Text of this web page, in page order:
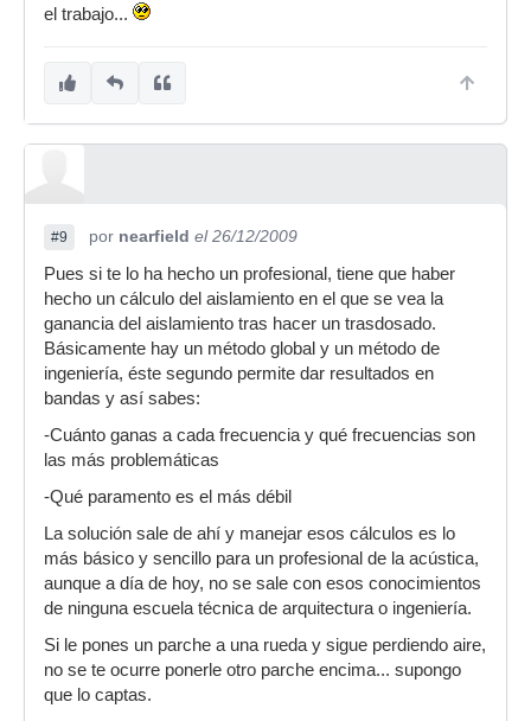
el trabajo...
#9 por nearfield el 26/12/2009
Pues si te lo ha hecho un profesional, tiene que haber
hecho un cálculo del aislamiento en el que se vea la
ganancia del aislamiento tras hacer un trasdosado.
Básicamente hay un método global y un método de
ingeniería, éste segundo permite dar resultados en
bandas y así sabes:
-Cuánto ganas a cada frecuencia y qué frecuencias son
las más problemáticas
-Qué paramento es el más débil
La solución sale de ahí y manejar esos cálculos es lo
más básico y sencillo para un profesional de la acústica,
aunque a día de hoy, no se sale con esos conocimientos
de ninguna escuela técnica de arquitectura o ingeniería.
Si le pones un parche a una rueda y sigue perdiendo aire,
no se te ocurre ponerle otro parche encima... supongo
que lo captas.